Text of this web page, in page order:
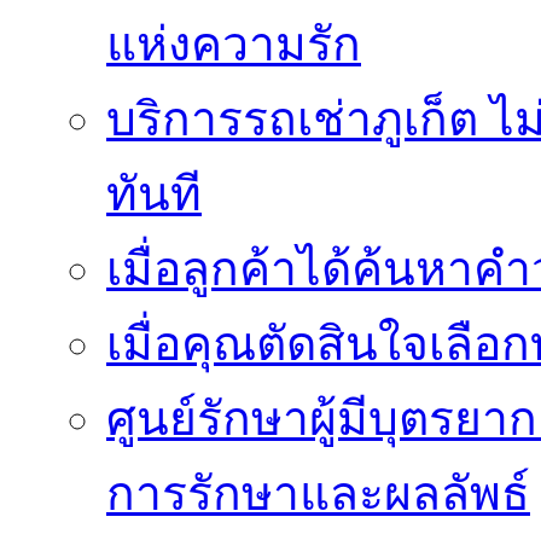
แห่งความรัก
บริการรถเช่าภูเก็ต ไ
ทันที
เมื่อลูกค้าได้ค้นหาค
เมื่อคุณตัดสินใจเลือ
ศูนย์รักษาผู้มีบุตรยาก
การรักษาและผลลัพธ์